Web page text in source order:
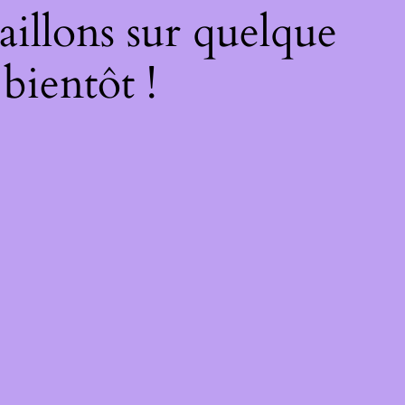
sur quelque
!